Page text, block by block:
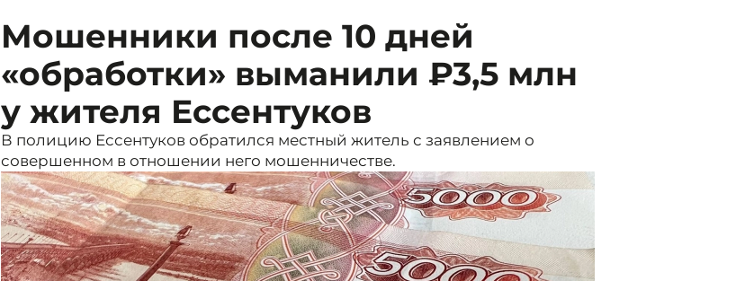
Мошенники после 10 дней
«обработки» выманили ₽3,5 млн
у жителя Ессентуков
В полицию Ессентуков обратился местный житель с заявлением о
совершенном в отношении него мошенничестве.